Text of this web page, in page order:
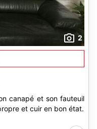
2
canapé et son fauteuil
et cuir en bon état.